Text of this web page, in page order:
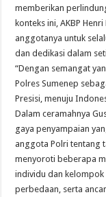
memberikan
konteks ini, AKBP
anggotanya untuk
dan dedikasi dalam
“Dengan semangat
Polres Sumenep
Presisi, menuju
Dalam ceramahnya
gaya penyampaian
anggota Polri tentang
menyoroti beberapa
individu dan
perbedaan, serta